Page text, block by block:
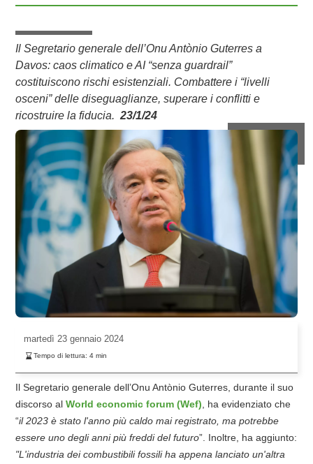
Il Segretario generale dell’Onu Antònio Guterres a
Davos: caos climatico e AI “senza guardrail”
costituiscono rischi esistenziali. Combattere i “livelli
osceni” delle diseguaglianze, superare i conflitti e
ricostruire la fiducia. 23/1/24
martedì 23 gennaio 2024
Tempo di lettura:4 min
Il Segretario generale dell’Onu Antònio Guterres, durante il suo
discorso al World economic forum (Wef), ha evidenziato che
“il 2023 è stato l'anno più caldo mai registrato, ma potrebbe
essere uno degli anni più freddi del futuro”. Inoltre, ha aggiunto:
"L'industria dei combustibili fossili ha appena lanciato un'altra